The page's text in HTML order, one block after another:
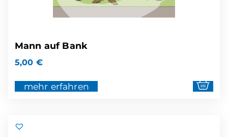
Mann auf Bank
5,00 €
mehr erfahren